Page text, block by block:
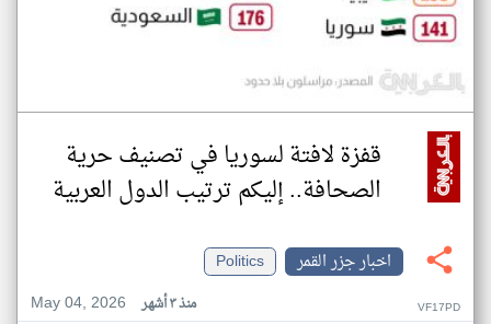
قفزة لافتة لسوريا في تصنيف حرية
الصحافة.. إليكم ترتيب الدول العربية
اخبار جزر القمر
Politics
May 04, 2026
منذ ٣ أشهر VF17PD